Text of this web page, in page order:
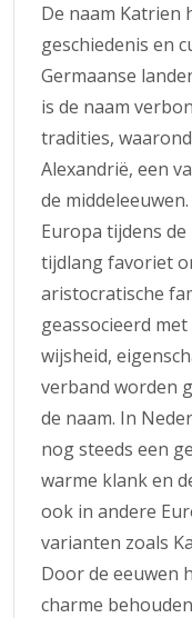
De naam Katrien
geschiedenis en
Germaanse
is de naam
tradities,
Alexandrië, een
de
Europa tijdens
tijdlang favoriet
aristocratische
geassocieerd
wijsheid,
verband worden
de naam. In
nog steeds een
warme klank en
ook in andere
varianten zoals
Door de eeuwen
charme